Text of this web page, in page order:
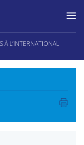
À L’INTERNATIONAL